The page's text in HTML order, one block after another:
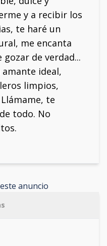
y a recibir los
te haré un
me encanta
de verdad...
amante ideal,
limpios,
te
todo. No
anuncio